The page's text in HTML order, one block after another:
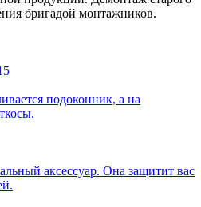
бригадой монтажников.
подоконник, а на
аксессуар. Она защитит вас